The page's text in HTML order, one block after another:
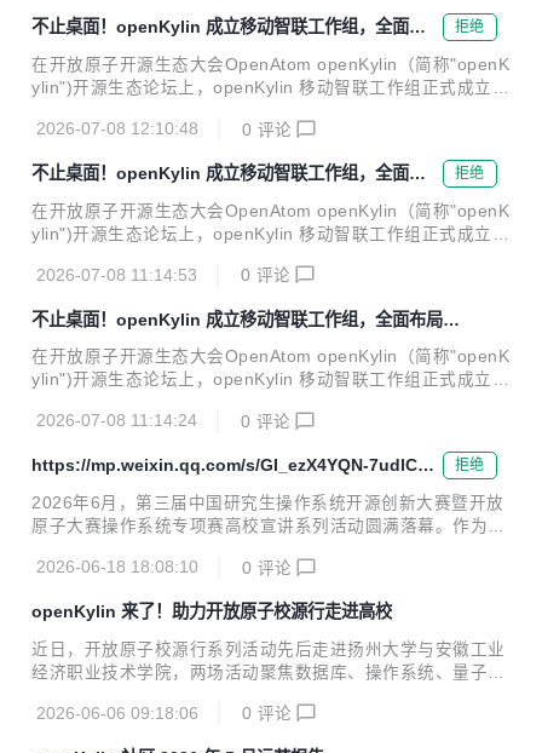
om openKylin（简称"openKylin"）开源生态论坛现场颁发社
区首届"openKylin年度风云人物"奖项。openKylin副主席曹先
念、openKylin副主席郑臣明、openKylin TOC导师谭中意三
位荣获该奖项。 openKylin开源生态论坛暨生态委员会会议在
京召开 6月25日，来自产业、IT、科研、教育等领域的...
不止桌面！openKylin 成立移动智联工作组，全面布
局移动端
拒绝
在开放原子开源生态大会OpenAtom openKylin（简称"openK
ylin")开源生态论坛上，openKylin 移动智联工作组正式成立。
全面延伸，也为自主安全移动智联体系走向规模化产业化落地
按下"加速键"。 产学研用齐聚，多家伙伴联合发起 openKylin
移动智联工作组由麒麟软件有限公司、国防科技大学、中国长
城科技集团股份有限公司、飞腾信息技术有限公司、冠捷电子
科技股份有限公司、素泰铠瓴科技（天津）有限公司、此芯科
技集团有限公司、Qt Group 等产学研及海内外产业链伙伴联
合发起。工作组以"操作系统・整机・芯片...
2026-07-08 12:10:48 0 评论
不止桌面！openKylin 成立移动智联工作组，全面布
局移动端
拒绝
在开放原子开源生态大会OpenAtom openKylin（简称"openK
ylin")开源生态论坛上，openKylin 移动智联工作组正式成立。
全面延伸，也为自主安全移动智联体系走向规模化产业化落地
移动智联工作组由麒麟软件有限公司、国防科技大学、中国长
城科技集团股份有限公司、飞腾信息技术有限公司、冠捷电子
科技股份有限公司、素泰铠瓴科技（天津）有限公司、此芯科
技集团有限公司、Qt Group 等产学研及海内外产业链伙伴联
合发起。工作组以"操作系统・整机・芯片...
2026-07-08 11:14:53 0 评论
不止桌面！openKylin 成立移动智联工作组，全面布局移
动端
在开放原子开源生态大会OpenAtom openKylin（简称"openK
ylin")开源生态论坛上，openKylin 移动智联工作组正式成立。
全面延伸，也为自主安全移动智联体系走向规模化产业化落地
按下"加速键"。 产学研用齐聚，多家伙伴联合发起 openKylin
移动智联工作组由麒麟软件有限公司、国防科技大学、中国长
城科技集团股份有限公司、飞腾信息技术有限公司、冠捷电子
科技股份有限公司、素泰铠瓴科技（天津）有限公司、此芯科
合发起。工作组以"操作系统・整机・芯片...
2026-07-08 11:14:24 0 评论
https://mp.weixin.qq.com/s/GI_ezX4YQN-7udlCFv
W8SA
拒绝
2026年6月，第三届中国研究生操作系统开源创新大赛暨开放
原子大赛操作系统专项赛高校宣讲系列活动圆满落幕。作为开
OpenAtom openKylin（以下简称“openKylin”）社区全程支
地，先后走进哈尔滨工程大学、复旦大学、华东师范大学、四
川大学、电子科技大学、河南大学、西北工业大学、西安电子
科技大学、西安邮电大学等全国九所高校，为研究生及本科生
沿技术分享，搭建起从学术研究到产业实践的桥梁。 专业引
2026-06-18 18:08:10 0 评论
openKylin 来了！助力开放原子校源行走进高校
近日，开放原子校源行系列活动先后走进扬州大学与安徽工业
经济职业技术学院，两场活动聚焦数据库、操作系统、量子计
识，吸引了数百名学生积极参与。 OpenAtom openKylin（简
2026-06-06 09:18:06 0 评论